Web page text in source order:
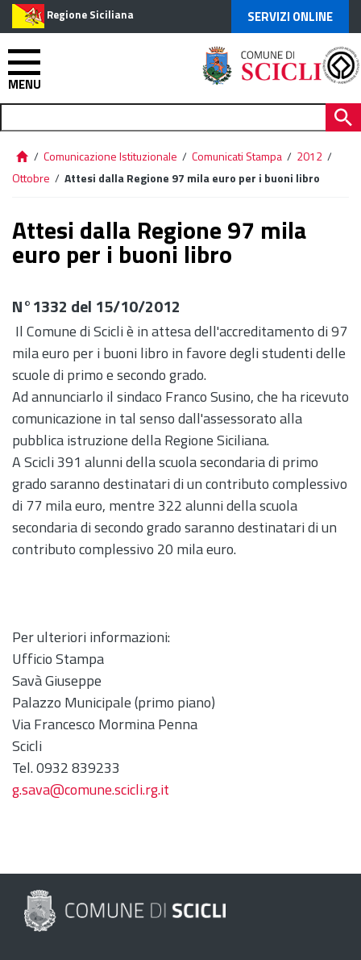
Regione Siciliana SERVIZI ONLINE
MENU
/ Comunicazione Istituzionale / Comunicati Stampa / 2012 /
Ottobre / Attesi dalla Regione 97 mila euro per i buoni libro
Attesi dalla Regione 97 mila
euro per i buoni libro
N°1332 del 15/10/2012
Il Comune di Scicli è in attesa dell'accreditamento di 97
mila euro per i buoni libro in favore degli studenti delle
scuole di primo e secondo grado.
Ad annunciarlo il sindaco Franco Susino, che ha ricevuto
comunicazione in tal senso dall'assessorato alla
pubblica istruzione della Regione Siciliana.
A Scicli 391 alunni della scuola secondaria di primo
grado saranno destinatari di un contributo complessivo
di 77 mila euro, mentre 322 alunni della scuola
secondaria di secondo grado saranno destinatari di un
contributo complessivo 20 mila euro.
Per ulteriori informazioni:
Ufficio Stampa
Savà Giuseppe
Palazzo Municipale (primo piano)
Via Francesco Mormina Penna
Scicli
Tel. 0932 839233
g.sava@comune.scicli.rg.it